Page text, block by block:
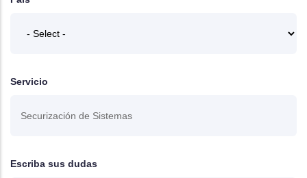
Servicio
Escriba sus dudas